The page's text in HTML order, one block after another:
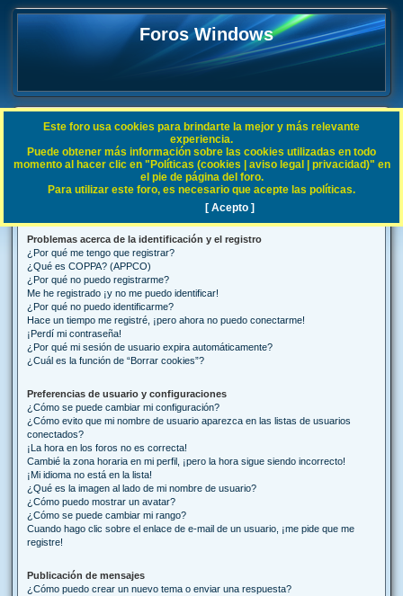
Foros Windows
FAQ
Índice general Preguntas Frecuentes
B
Preguntas Frecuentes
Problemas acerca de la identificación y el registro
¿Por qué me tengo que registrar?
¿Qué es COPPA? (APPCO)
¿Por qué no puedo registrarme?
Me he registrado ¡y no me puedo identificar!
¿Por qué no puedo identificarme?
Hace un tiempo me registré, ¡pero ahora no puedo conectarme!
¡Perdí mi contraseña!
¿Por qué mi sesión de usuario expira automáticamente?
¿Cuál es la función de “Borrar cookies”?
Preferencias de usuario y configuraciones
¿Cómo se puede cambiar mi configuración?
¿Cómo evito que mi nombre de usuario aparezca en las listas de usuarios
conectados?
¡La hora en los foros no es correcta!
Cambié la zona horaria en mi perfil, ¡pero la hora sigue siendo incorrecto!
¡Mi idioma no está en la lista!
¿Qué es la imagen al lado de mi nombre de usuario?
¿Cómo puedo mostrar un avatar?
¿Cómo se puede cambiar mi rango?
Cuando hago clic sobre el enlace de e-mail de un usuario, ¡me pide que me
registre!
Publicación de mensajes
¿Cómo puedo crear un nuevo tema o enviar una respuesta?
Este foro usa cookies para brindarte la mejor y más relevante
experiencia.
Puede obtener más información sobre las cookies utilizadas en todo
momento al hacer clic en "Políticas (cookies | aviso legal | privacidad)" en
el pie de página del foro.
Para utilizar este foro, es necesario que acepte las políticas.
[ Acepto ]